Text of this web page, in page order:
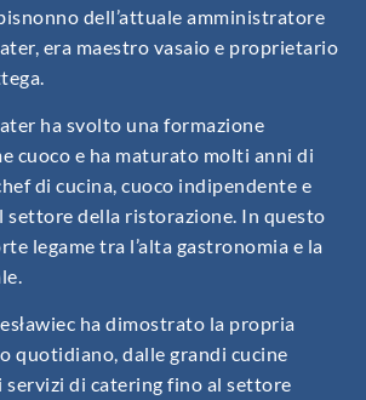
dell’attuale amministratore
era maestro vasaio e proprietario
ha svolto una formazione
cuoco e ha maturato molti anni di
di cucina, cuoco indipendente e
settore della ristorazione. In questo
legame tra l’alta gastronomia e la
ha dimostrato la propria
quotidiano, dalle grandi cucine
servizi di catering fino al settore